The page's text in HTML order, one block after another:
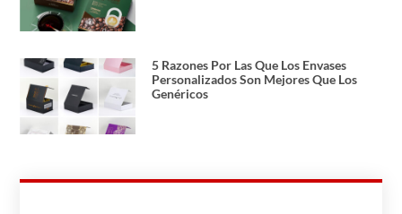
5 Razones Por Las Que Los Envases
Personalizados Son Mejores Que Los
Genéricos